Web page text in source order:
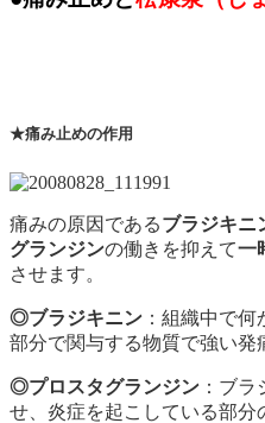
★痛み止めの作用
痛みの原因であるブラジキニ
グランジンの働きを抑えて一
させます。
◎ブラジキニン ：組織中で
部分で関与する物質で強い発
◎プロスタグランジン ：ブ
せ、炎症を起こしている部分